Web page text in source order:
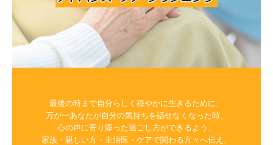
最後の時まで自分らしく穏やかに生きるために、
万が一あなたが自分の気持ちを話せなくなった時、
心の声に寄り添った過ごし方ができるよう、
家族・親しい方・主治医・ケアで関わる方々へ伝え、